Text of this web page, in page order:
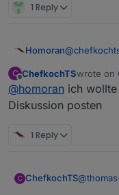
1 Reply
Homoran@
C
Offline
ChefkochTSwrote on
last
@homoran ich
Diskussion posten
1 Reply
C ChefkochTS@